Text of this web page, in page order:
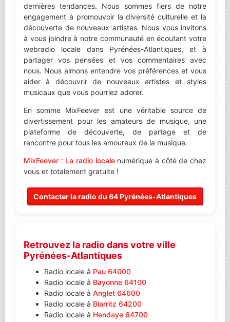
dernières tendances. Nous sommes fiers de notre
engagement à promouvoir la diversité culturelle et la
découverte de nouveaux artistes. Nous vous invitons
à vous joindre à notre communauté en écoutant votre
webradio locale dans Pyrénées-Atlantiques, et à
partager vos pensées et vos commentaires avec
nous. Nous aimons entendre vos préférences et vous
aider à découvrir de nouveaux artistes et styles
musicaux que vous pourriez adorer.
En somme MixFeever est une véritable source de
divertissement pour les amateurs de musique, une
plateforme de découverte, de partage et de
rencontre pour tous les amoureux de la musique.
MixFeever : La radio localenumérique à côté de chez
vous et totalement gratuite !
Contacter la radio du 64 Pyrénées-Atlantiques
Retrouvez la radio dans votre ville
Pyrénées-Atlantiques
Radio locale à Pau 64000
Radio locale à Bayonne 64100
Radio locale à Anglet 64600
Radio locale à Biarritz 64200
Radio locale à Hendaye 64700